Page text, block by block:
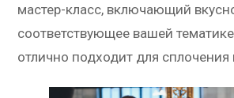
мастер-класс, включающий
соответствующее вашей
отлично подходит для сплочения